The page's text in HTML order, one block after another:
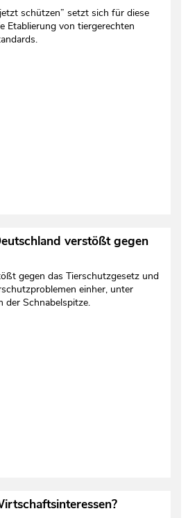
schützen” setzt sich für diese
Etablierung von tiergerechten
verstößt gegen
gegen das Tierschutzgesetz und
einher, unter
der Schnabelspitze.